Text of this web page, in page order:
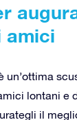
amici
un’ottima
lontani e
il